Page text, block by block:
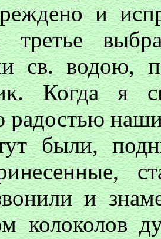
и
третье
св. водою,
Когда я
были,
и
колоколов